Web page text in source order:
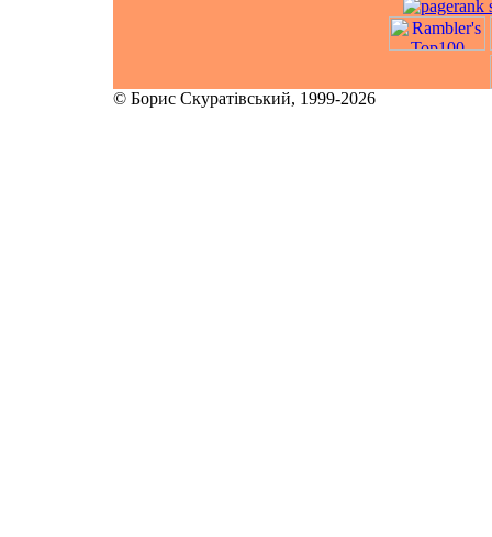
© Борис Скуратівський, 1999-2026